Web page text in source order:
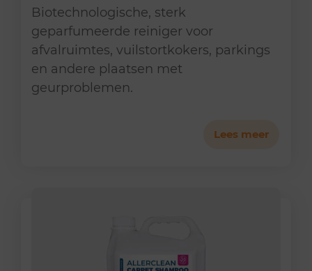
Biotechnologische, sterk
geparfumeerde reiniger voor
afvalruimtes, vuilstortkokers, parkings
en andere plaatsen met
geurproblemen.
Lees meer